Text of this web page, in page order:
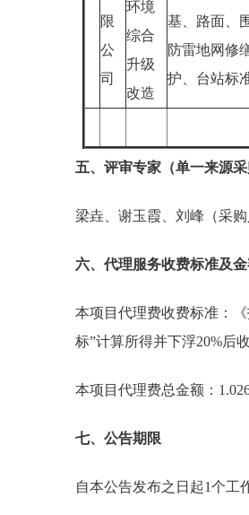
限
公
司
环境
综合
升级
改造
基、路面、
防雷地网修
护、台站标
五、评审专家（单一来源采
梁垚、谢玉霞、刘峰（采购
六、代理服务收费标准及金
本项目代理费收费标准：
标”计算所得并下浮20%后
本项目代理费总金额：
七、公告期限
自本公告发布之日起1个工